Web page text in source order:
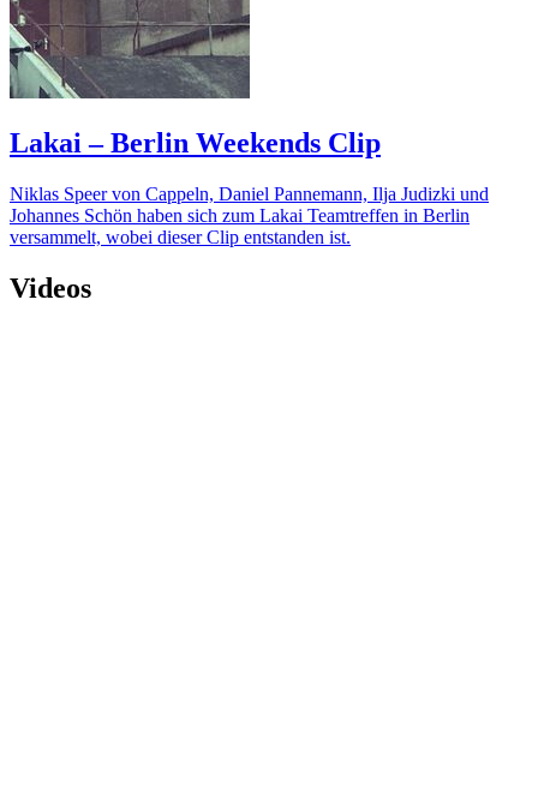
Lakai – Berlin Weekends Clip
Niklas Speer von Cappeln, Daniel Pannemann, Ilja Judizki und
Johannes Schön haben sich zum Lakai Teamtreffen in Berlin
versammelt, wobei dieser Clip entstanden ist.
Videos